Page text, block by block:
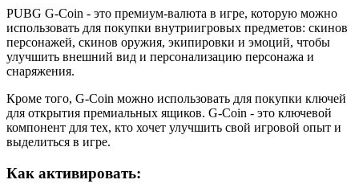
PUBG G-Coin - это премиум-валюта в игре, которую можно
использовать для покупки внутриигровых предметов: скинов
персонажей, скинов оружия, экипировки и эмоций, чтобы
улучшить внешний вид и персонализацию персонажа и
снаряжения.
Кроме того, G-Coin можно использовать для покупки ключей
для открытия премиальных ящиков. G-Coin - это ключевой
компонент для тех, кто хочет улучшить свой игровой опыт и
выделиться в игре.
Как активировать: